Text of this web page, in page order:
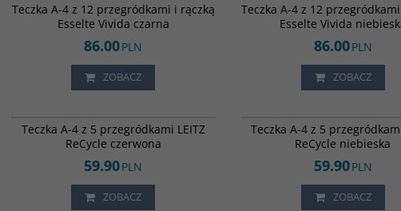
Teczka A-4 z 12 przegródkami i rączką
Esselte Vivida czarna
86.00PLN
ZOBACZ
Teczka A-4 z 12
Esselte Vivida
86.00PLN
ZOBACZ
Teczka A-4 z 5 przegródkami LEITZ
ReCycle czerwona
59.90PLN
ZOBACZ
Teczka A-4 z 5
ReCycle niebieska
59.90PLN
ZOBACZ